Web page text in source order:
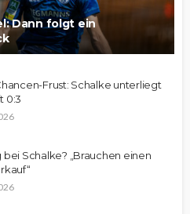
Dann folgt ein
Frust: Schalke unterliegt
0:3
Schalke? „Brauchen einen